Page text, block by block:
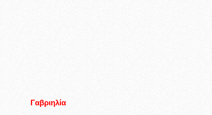
Γαβριηλία